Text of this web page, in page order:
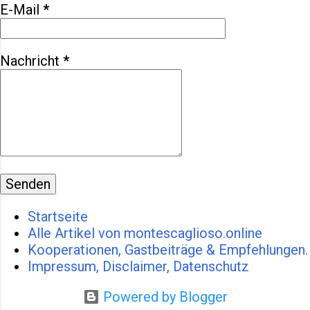
E-Mail *
Nachricht *
Startseite
Alle Artikel von montescaglioso.online
Kooperationen, Gastbeiträge & Empfehlungen.
Impressum, Disclaimer, Datenschutz
Powered by Blogger